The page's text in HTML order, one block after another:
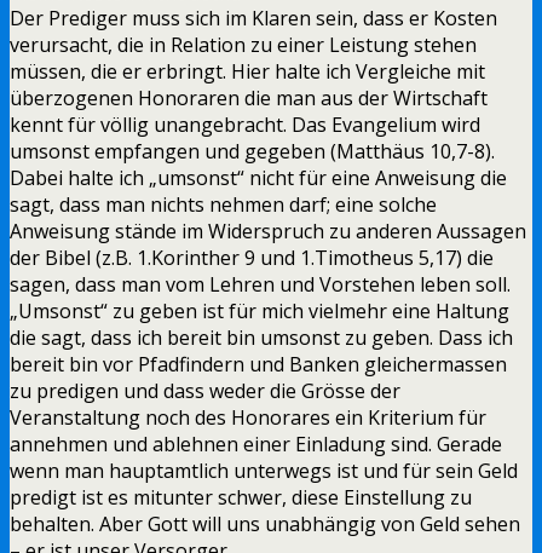
Der Prediger muss sich im Klaren sein, dass er Kosten
verursacht, die in Relation zu einer Leistung stehen
müssen, die er erbringt. Hier halte ich Vergleiche mit
überzogenen Honoraren die man aus der Wirtschaft
kennt für völlig unangebracht. Das Evangelium wird
umsonst empfangen und gegeben (Matthäus 10,7-8).
Dabei halte ich „umsonst“ nicht für eine Anweisung die
sagt, dass man nichts nehmen darf; eine solche
Anweisung stände im Widerspruch zu anderen Aussagen
der Bibel (z.B. 1.Korinther 9 und 1.Timotheus 5,17) die
sagen, dass man vom Lehren und Vorstehen leben soll.
„Umsonst“ zu geben ist für mich vielmehr eine Haltung
die sagt, dass ich bereit bin umsonst zu geben. Dass ich
bereit bin vor Pfadfindern und Banken gleichermassen
zu predigen und dass weder die Grösse der
Veranstaltung noch des Honorares ein Kriterium für
annehmen und ablehnen einer Einladung sind. Gerade
wenn man hauptamtlich unterwegs ist und für sein Geld
predigt ist es mitunter schwer, diese Einstellung zu
behalten. Aber Gott will uns unabhängig von Geld sehen